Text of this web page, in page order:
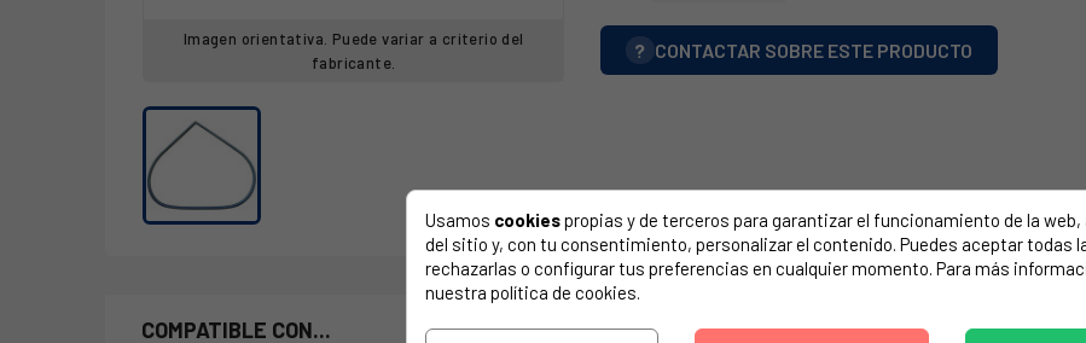
Imagen orientativa. Puede variar a criterio del
fabricante.
? CONTACTAR SOBRE ESTE PRODUCTO
COMPATIBLE CON...
Usamos cookiespropias y de terceros para garantizar el funcionamiento de la web,
del sitio y, con tu consentimiento, personalizar el contenido. Puedes aceptar todas
rechazarlas o configurar tus preferencias en cualquier momento. Para más
nuestra política de cookies.